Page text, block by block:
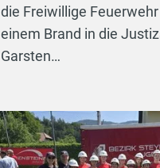
die Freiwillige
einem Brand in die
Garsten…